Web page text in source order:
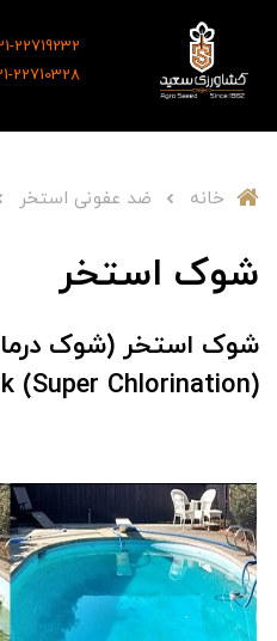
22719232
22710328
خانه ضد عفونی استخر
شوک استخر
شوک استخر (شوک
(Super Chlorination)